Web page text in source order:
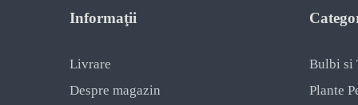
Informaţii
Livrare
Despre magazin
Bulbi si
Plante